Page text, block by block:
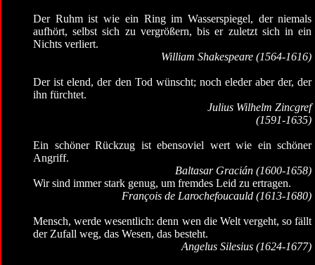
Der Ruhm ist wie ein Ring im Wasserspiegel, der niemals
aufhört, selbst sich zu vergrößern, bis er zuletzt sich in ein
Nichts verliert.
William Shakespeare (1564-1616)
Der ist elend, der den Tod wünscht; noch eleder aber der, der
ihn fürchtet.
Julius Wilhelm Zincgref
(1591-1635)
Ein schöner Rückzug ist ebensoviel wert wie ein schöner
Angriff.
Baltasar Gracián (1600-1658)
Wir sind immer stark genug, um fremdes Leid zu ertragen.
François de Larochefoucauld (1613-1680)
Mensch, werde wesentlich: denn wen die Welt vergeht, so fällt
der Zufall weg, das Wesen, das besteht.
Angelus Silesius (1624-1677)